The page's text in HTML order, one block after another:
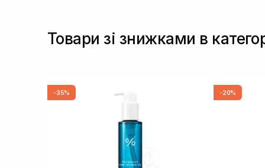
Товари зі знижками в
-35% -20%